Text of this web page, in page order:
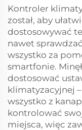
Kontroler
został, aby
dostosowywać
nawet
wszystko za
smartfonie.
dostosować
klimatyzacyjnej
wszystko z
kontrolować
miejsca, więc